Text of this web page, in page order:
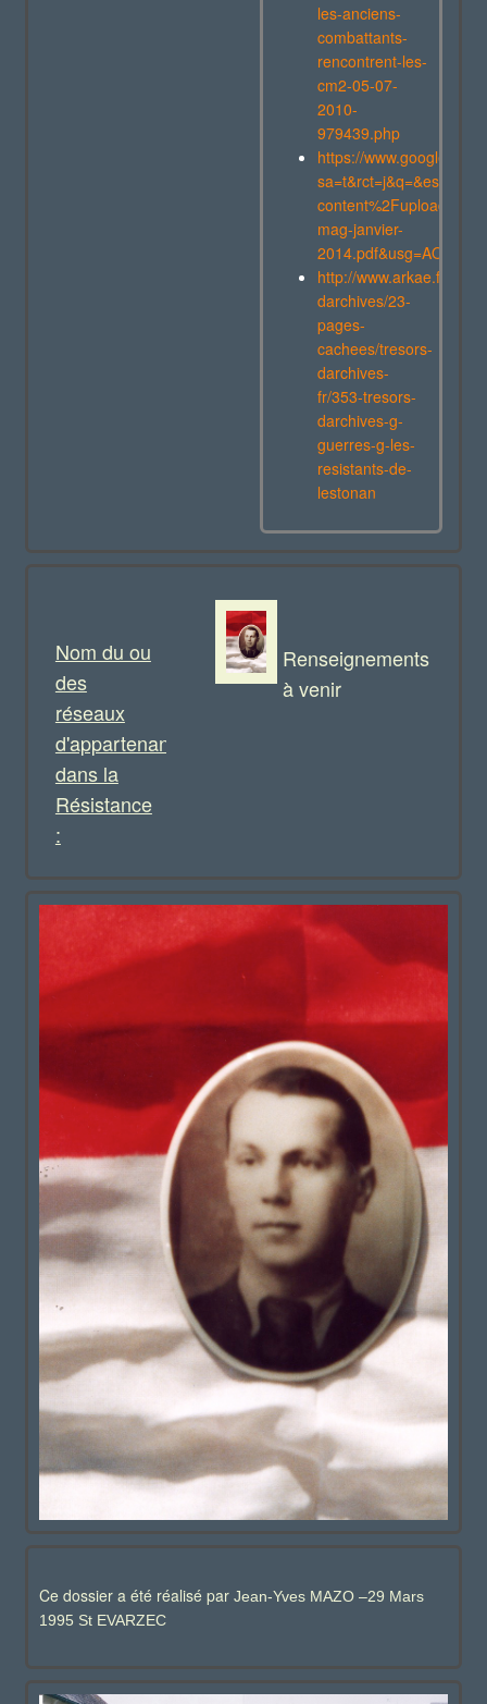
les-anciens-
combattants-
rencontrent-les-
cm2-05-07-
2010-
979439.php
https://
mag-janvier-
http://www.arkae.fr/
darchives/23-
pages-
cachees/tresors-
darchives-
fr/353-tresors-
darchives-g-
guerres-g-les-
resistants-de-
lestonan
Nom du ou
des
réseaux
d'appartenance
dans la
Résistance
:
Renseignements
à venir
Ce dossier a été réalisé par Jean-Yves MAZO –29 Mars
1995 St EVARZEC